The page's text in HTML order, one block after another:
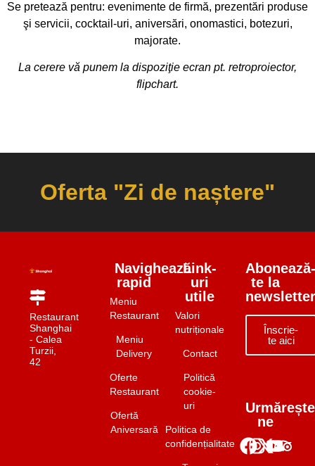
Se pretează pentru: evenimente de firmă, prezentări produse
şi servicii, cocktail-uri, aniversări, onomastici, botezuri,
majorate.
La cerere vă punem la dispoziţie ecran pt. retroproiector,
flipchart.
Oferta "Zi de naștere"
Restaurant
Shanghai
- Calea
Turzii,
42
Navighează
rapid
Meniu
Restaurant
Meniu
Delivery
Oferte
Restaurant
Ofertă
Aniversară
Link-
uri
utile
Valori
nutriționale
Contact
Politică
cookie-
uri
Politica de
confidențialitate
te la
Înscrie-
te aici
ne